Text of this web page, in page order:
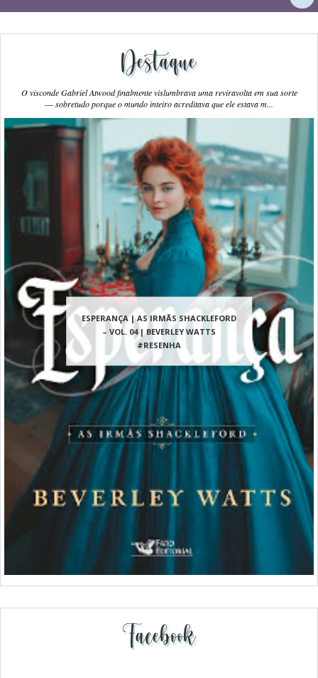
Destaque
ESPERANÇA | AS IRMÃS SHACKLEFORD
– VOL. 04 | BEVERLEY WATTS
#RESENHA
O visconde Gabriel Atwood finalmente vislumbrava uma reviravolta em sua sorte
― sobretudo porque o mundo inteiro acreditava que ele estava m...
Facebook